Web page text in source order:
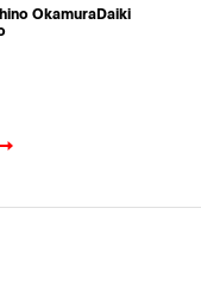
OkamuraDaiki